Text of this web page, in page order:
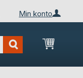
Min konto
Min